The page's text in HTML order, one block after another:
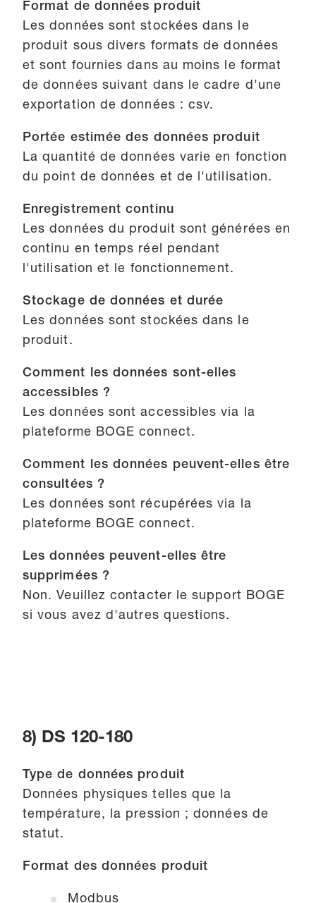
Format de données produit
Les données sont stockées dans le
produit sous divers formats de données
et sont fournies dans au moins le format
de données suivant dans le cadre d'une
exportation de données : csv.
Portée estimée des données produit
La quantité de données varie en fonction
du point de données et de l'utilisation.
Enregistrement continu
Les données du produit sont générées en
continu en temps réel pendant
l'utilisation et le fonctionnement.
Stockage de données et durée
Les données sont stockées dans le
produit.
Comment les données sont-elles
accessibles ?
Les données sont accessibles via la
plateforme BOGE connect.
Comment les données peuvent-elles être
consultées ?
Les données sont récupérées via la
plateforme BOGE connect.
Les données peuvent-elles être
supprimées ?
Non. Veuillez contacter le support BOGE
si vous avez d'autres questions.
8) DS 120-180
Type de données produit
Données physiques telles que la
température, la pression ; données de
statut.
Format des données produit
Modbus